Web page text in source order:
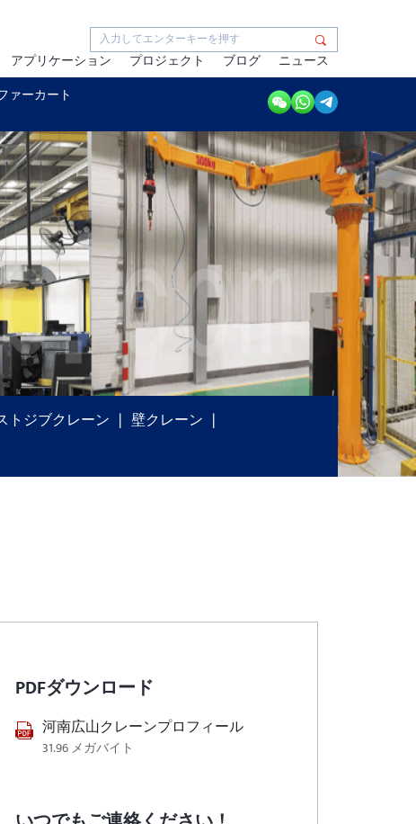
アプリケーション プロジェクト ブログ
ニュース
ァーカート
トジブクレーン
壁クレーン
PDFダウンロード
河南広山クレーンプロフィール
31.96 メガバイト